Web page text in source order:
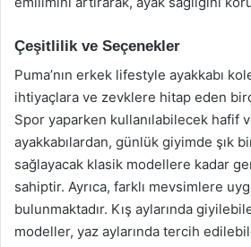
Çeşitlilik ve Seçenekler
Puma’nın erkek lifestyle ayakkabı
ihtiyaçlara ve zevklere hitap eden
Spor yaparken kullanılabilecek hafif
ayakkabılardan, günlük giyimde şık
sağlayacak klasik modellere kadar
sahiptir. Ayrıca, farklı mevsimlere
bulunmaktadır. Kış aylarında
modeller, yaz aylarında tercih